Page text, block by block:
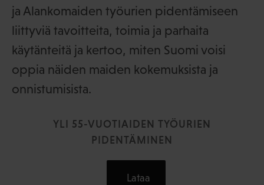
ja Alankomaiden työurien pidentämiseen
liittyviä tavoitteita, toimia ja parhaita
käytänteitä ja kertoo, miten Suomi voisi
oppia näiden maiden kokemuksista ja
onnistumisista.
YLI 55-VUOTIAIDEN TYÖURIEN
PIDENTÄMINEN
Lataa